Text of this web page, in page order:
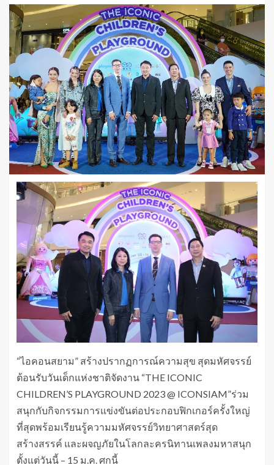
“ไอคอนสยาม” สร้างปรากฏการณ์ความสุข สุดมหัศจรรย์
ต้อนรับวันเด็กแห่งชาติจัดงาน “THE ICONIC
CHILDREN’S PLAYGROUND 2023 @ ICONSIAM”ร่วม
สนุกกับกิจกรรมการแข่งขันต่อประกอบฟิกเกอร์ครั้งใหญ่
ที่สุดพร้อมเรียนรู้ความมหัศจรรย์วิทยาศาสตร์สุด
สร้างสรรค์ และผจญภัยในโลกละครนิทานเพลงมหาสนุก
ตั้งแต่วันนี้ – 15 ม.ค. ศกนี้